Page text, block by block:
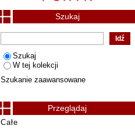
Szukaj
Szukaj
W tej kolekcji
Szukanie zaawansowane
Przeglądaj
Całe